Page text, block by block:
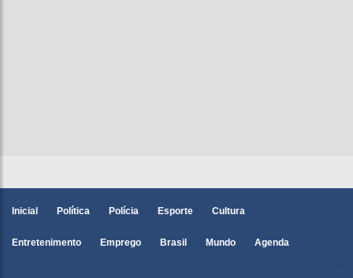
Inicial Política Polícia Esporte Cultura
Entretenimento Emprego Brasil Mundo Agenda